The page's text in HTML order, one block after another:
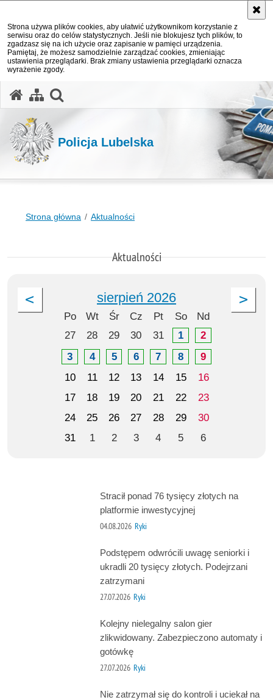
Strona używa plików cookies, aby ułatwić użytkownikom korzystanie z
serwisu oraz do celów statystycznych. Jeśli nie blokujesz tych plików, to
zgadzasz się na ich użycie oraz zapisanie w pamięci urządzenia.
Pamiętaj, że możesz samodzielnie zarządzać cookies, zmieniając
ustawienia przeglądarki. Brak zmiany ustawienia przeglądarki oznacza
wyrażenie zgody.
Policja Lubelska
Strona główna Aktualności
Aktualności
sierpień 2026
Po Wt Śr Cz Pt So
Nd
27
28 29 30 31 1
2
3
4 5 6 7 8
9
10
11 12 13 14 15
16
17
18 19 20 21 22
23
24
25 26 27 28 29
30
31
1 2 3 4 5 6
Stracił ponad 76 tysięcy złotych na
platformie inwestycyjnej
04.08.2026 Ryki
Podstępem odwrócili uwagę seniorki i
ukradli 20 tysięcy złotych. Podejrzani
zatrzymani
27.07.2026 Ryki
Kolejny nielegalny salon gier
zlikwidowany. Zabezpieczono automaty i
gotówkę
27.07.2026 Ryki
Nie zatrzymał się do kontroli i uciekał na